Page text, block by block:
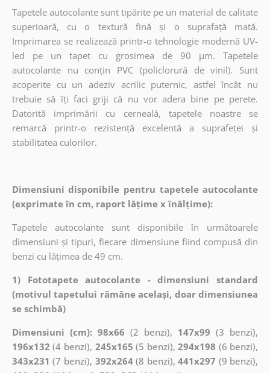
Tapetele autocolante sunt tipărite pe un material de calitate
superioară, cu o textură fină și o suprafață mată.
Imprimarea se realizează printr-o tehnologie modernă UV-
led pe un tapet cu grosimea de 90 µm. Tapetele
autocolante nu conțin PVC (policlorură de vinil). Sunt
acoperite cu un adeziv acrilic puternic, astfel încât nu
trebuie să îți faci griji că nu vor adera bine pe perete.
Datorită imprimării cu cerneală, tapetele noastre se
remarcă printr-o rezistență excelentă a suprafeței și
stabilitatea culorilor.
Dimensiuni disponibile pentru tapetele autocolante
(exprimate în cm, raport lățime x înălțime):
Tapetele autocolante sunt disponibile în următoarele
dimensiuni și tipuri, fiecare dimensiune fiind compusă din
benzi cu lățimea de 49 cm.
1) Fototapete autocolante - dimensiuni standard
(motivul tapetului rămâne același, doar dimensiunea
se schimbă)
Dimensiuni (cm): 98x66 (2 benzi), 147x99 (3 benzi),
196x132 (4 benzi), 245x165 (5 benzi),294x198 (6 benzi),
343x231 (7 benzi), 392x264(8 benzi),441x297 (9 benzi),